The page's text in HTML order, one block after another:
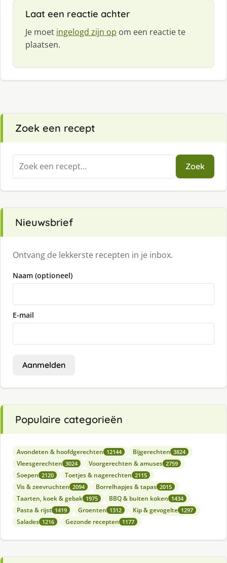
Laat een reactie achter
Je moet ingelogd zijn op om een reactie te
plaatsen.
Zoek een recept
Zoeken
naar:
Zoek
Nieuwsbrief
Ontvang de lekkerste recepten in je inbox.
Naam (optioneel)
E-mail
Aanmelden
Populaire categorieën
Avondeten & hoofdgerechten 12144 Bijgerechten 3824
Vleesgerechten 3024 Voorgerechten & amuses 2759
Soepen 2120 Toetjes & nagerechten 2115
Vis & zeevruchten 2094 Borrelhapjes & tapas 2015
Taarten, koek & gebak 1975 BBQ & buiten koken 1434
Pasta & rijst 1419 Groenten 1312 Kip & gevogelte 1297
Salades 1216 Gezonde recepten 1177